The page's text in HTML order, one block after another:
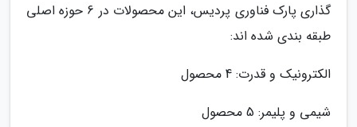
گذاری پارک فناوری پردیس، این محصولات در 6 حوزه اصلی
طبقه بندی شده اند:
الکترونیک و قدرت: 4 محصول
شیمی و پلیمر: 5 محصول